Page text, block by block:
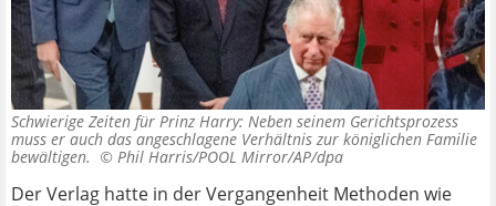
Schwierige Zeiten für Prinz Harry: Neben seinem Gerichtsprozess
muss er auch das angeschlagene Verhältnis zur königlichen Familie
bewältigen. © Phil Harris/POOL Mirror/AP/dpa
Der Verlag hatte in der Vergangenheit Methoden wie